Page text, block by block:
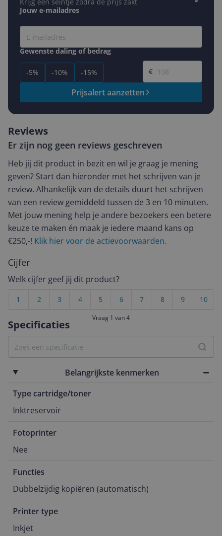
Jouw e-mailadres
Gewenste daling of bedrag
-5% -10% -15%
Gewenste prijs
€
Prijsalert aanzetten
Specificaties
Belangrijkste kenmerken
Type cartridge/toner
Inktreservoir
Fotoprinter
Nee
Functies
Dubbelzijdig kopiëren (automatisch)
Printer type
Inkjet
Reviews
Er zijn nog geen reviews geschreven
Heb jij dit product in bezit en wil je graag je mening
geven? Start dan hieronder met het schrijven van je
review. Afhankelijk van de details duurt het schrijven
van een review gemiddeld tussen de 3 en 10 minuten.
Met jouw mening help je andere bezoekers een betere
keuze te maken én maak je iedere maand kans op
€250,-! Klik hier voor de actievoorwaarden.
Cijfer
Welk cijfer geef jij dit product?
10
9
8
7
6
5
4
3
2
1
Vraag 1 van 4